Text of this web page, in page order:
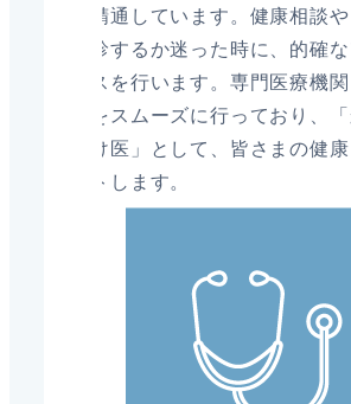
精通しています。健康相談
診するか迷った時に、的確
スを行います。専門医療機
をスムーズに行っており、
け医」として、皆さまの健
トします。